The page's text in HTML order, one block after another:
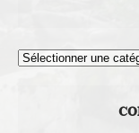
Thèmes